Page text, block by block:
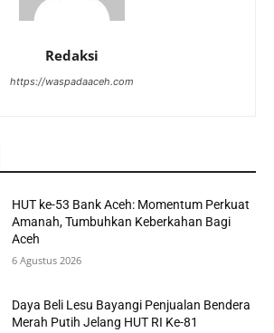
Redaksi
https://waspadaaceh.com
HUT ke-53 Bank Aceh: Momentum Perkuat
Amanah, Tumbuhkan Keberkahan Bagi
Aceh
6 Agustus 2026
Daya Beli Lesu Bayangi Penjualan Bendera
Merah Putih Jelang HUT RI Ke-81